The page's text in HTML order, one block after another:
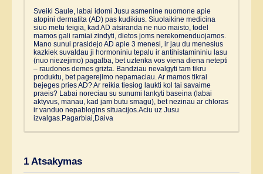
Sveiki Saule, labai idomi Jusu asmenine nuomone apie
atopini dermatita (AD) pas kudikius. Siuolaikine medicina
siuo metu teigia, kad AD atsiranda ne nuo maisto, todel
mamos gali ramiai zindyti, dietos joms nerekomenduojamos.
Mano sunui prasidejo AD apie 3 menesi, ir jau du menesius
kazkiek suvaldau ji hormoniniu tepalu ir antihistamininiu lasu
(nuo niezejimo) pagalba, bet uztenka vos viena diena netepti
– raudonos demes grizta. Bandziau nevalgyti tam tikru
produktu, bet pagerejimo nepamaciau. Ar mamos tikrai
bejeges pries AD? Ar reikia tiesiog laukti kol tai savaime
praeis? Labai noreciau su sunumi lankyti baseina (labai
aktyvus, manau, kad jam butu smagu), bet nezinau ar chloras
ir vanduo nepablogins situacijos.Aciu uz Jusu
izvalgas.Pagarbiai,Daiva
1 Atsakymas